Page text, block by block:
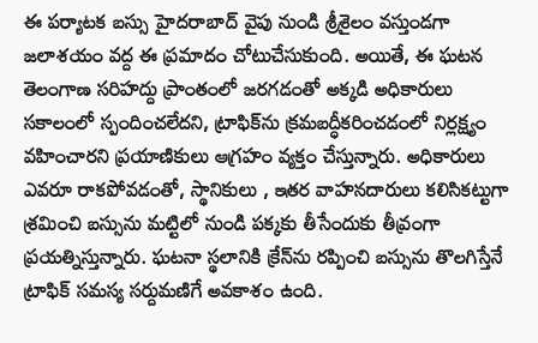
ఈ పర్యాటక బస్సు హైదరాబాద్ వైపు నుండి శ్రీశైలం వస్తుండగా
జలాశయం వద్ద ఈ ప్రమాదం చోటుచేసుకుంది. అయితే, ఈ ఘటన
తెలంగాణ సరిహద్దు ప్రాంతంలో జరగడంతో అక్కడి అధికారులు
సకాలంలో స్పందించలేదని, ట్రాఫిక్‌ను క్రమబద్ధీకరించడంలో నిర్లక్ష్యం
వహించారని ప్రయాణికులు ఆగ్రహం వ్యక్తం చేస్తున్నారు. అధికారులు
ఎవరూ రాకపోవడంతో, స్థానికులు , ఇతర వాహనదారులు కలిసికట్టుగా
శ్రమించి బస్సును మట్టిలో నుండి పక్కకు తీసేందుకు తీవ్రంగా
ప్రయత్నిస్తున్నారు. ఘటనా స్థలానికి క్రేన్‌ను రప్పించి బస్సును తొలగిస్తేనే
ట్రాఫిక్ సమస్య సర్దుమణిగే అవకాశం ఉంది.